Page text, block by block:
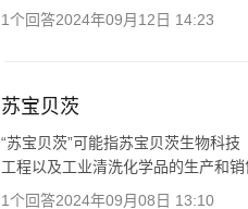
1个回答2024年09月12日 14:23
苏宝贝茨
“苏宝贝茨”可能指苏宝贝茨生物科
工程以及工业清洗化学品的生产和
1个回答2024年09月08日 13:10